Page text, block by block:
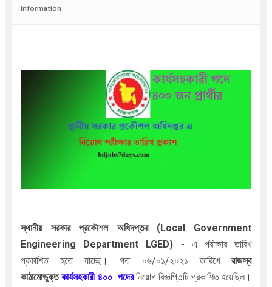
Information
স্থানীয় সরকার প্রকৌশল অধিদপ্তর (Local Government
Engineering Department LGED) - এ পরীক্ষার তারিখ
প্রকাশিত হতে যাচ্ছে। গত ০৬/০১/২০২১ তারিখেরাজস্ব
কাঠামোভুক্ত কার্যসহকারী ৪০০ পদেরনিয়োগ বিজ্ঞপ্তিটি প্রকাশিত হয়েছিল।